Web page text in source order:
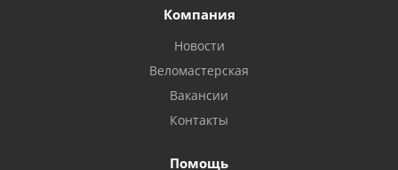
Компания
Новости
Веломастерская
Вакансии
Контакты
Помощь